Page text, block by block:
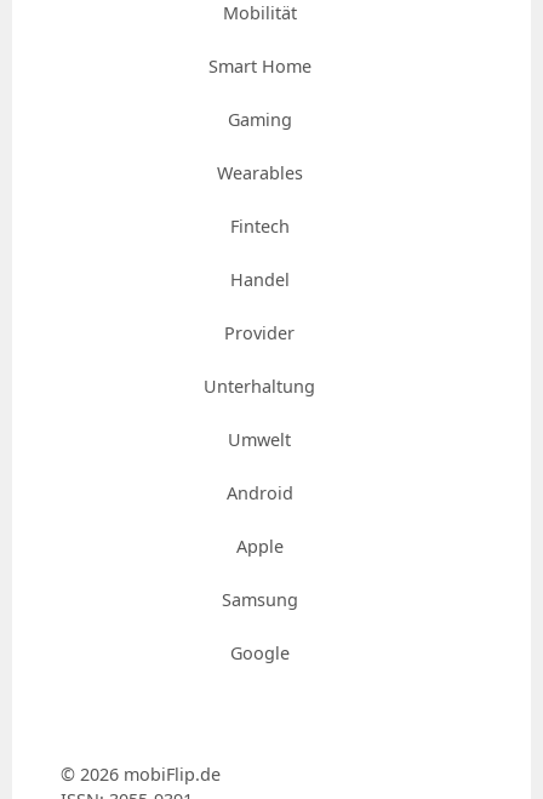
Mobilität
Smart Home
Gaming
Wearables
Fintech
Handel
Provider
Unterhaltung
Umwelt
Android
Apple
Samsung
Google
© 2026 mobiFlip.de